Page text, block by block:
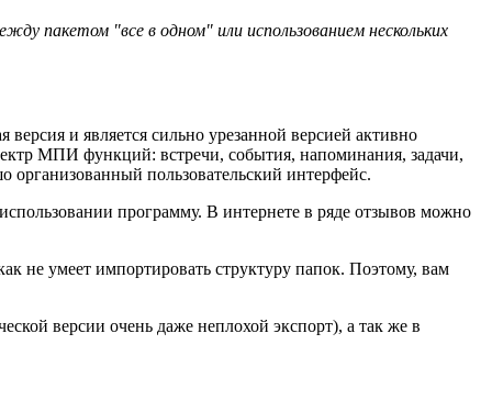
пакетом "все в одном" или использованием нескольких
и является сильно урезанной версией активно
МПИ функций: встречи, события, напоминания, задачи,
пользовательский интерфейс.
программу. В интернете в ряде отзывов можно
не умеет импортировать структуру папок. Поэтому, вам
версии очень даже неплохой экспорт), а так же в